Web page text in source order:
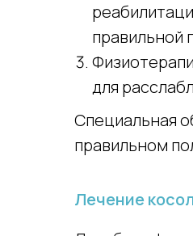
правильной
для
Специальная
правильном
Лечение